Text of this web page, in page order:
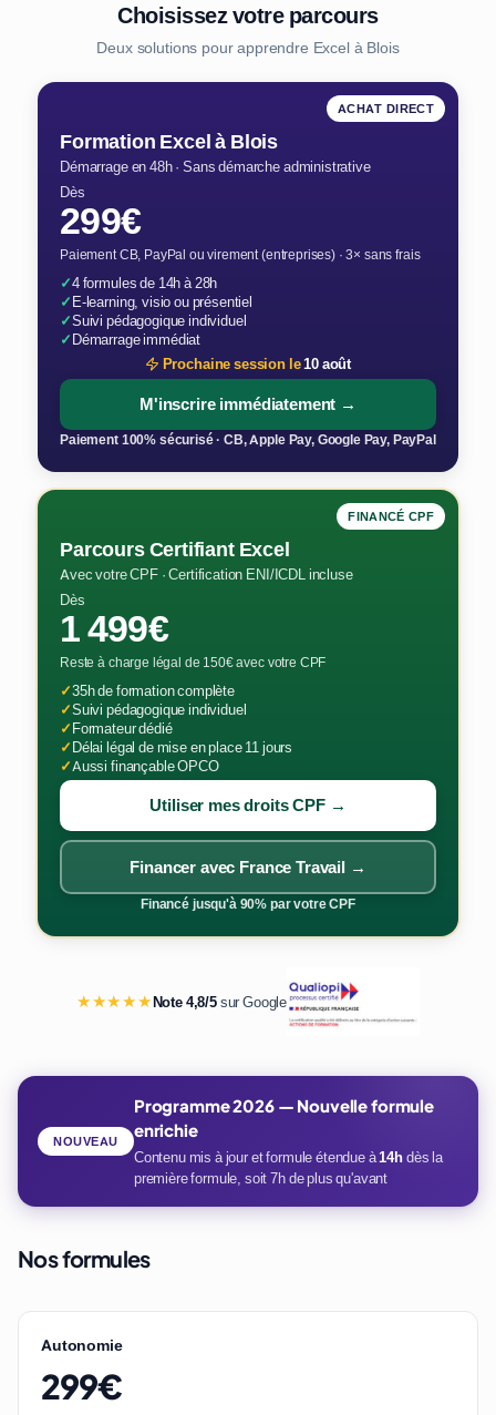
Choisissez votre parcours
Deux solutions pour apprendre Excel à Blois
ACHAT DIRECT
Formation Excel à Blois
Démarrage en 48h · Sans démarche administrative
Dès
299€
Paiement CB, PayPal ou virement (entreprises) · 3× sans frais
✓4 formules de 14h à 28h
✓E-learning, visio ou présentiel
✓Suivi pédagogique individuel
✓Démarrage immédiat
Prochaine session le10 août
M'inscrire immédiatement →
Paiement 100% sécurisé · CB, Apple Pay, Google Pay, PayPal
FINANCÉ CPF
Parcours Certifiant Excel
Avec votre CPF · Certification ENI/ICDL incluse
Dès
1 499€
Reste à charge légal de 150€ avec votre CPF
✓35h de formation complète
✓Suivi pédagogique individuel
✓Formateur dédié
✓Délai légal de mise en place 11 jours
✓Aussi finançable OPCO
Utiliser mes droits CPF →
Financer avec France Travail →
Financé jusqu'à 90% par votre CPF
★★★★★Note 4,8/5sur Google
Programme 2026 — Nouvelle formule
enrichie
Contenu mis à jour et formule étendue à14hdès la
première formule, soit 7h de plus qu'avant
NOUVEAU
Nos formules
Autonomie
299€